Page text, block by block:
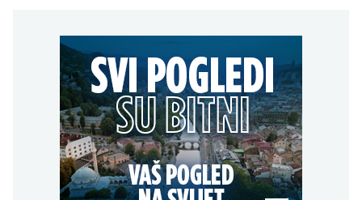
Zbog suše i smanjenih
zaliha vode upućen apel
građanima Širokog
Brijega na racionalnu
potrošnju
odgovore o planiranoj
blizini Manastira Ostrog
AKTUELNO
U Belgiji otkrivena
ilegalna fabrika cigareta,
zaplijenjeni milioni
cigareta i tone duhana
ZDRAVLJE
Šta je Ciklospora i da li
prijeti širenje u Evropi?
KULTURA